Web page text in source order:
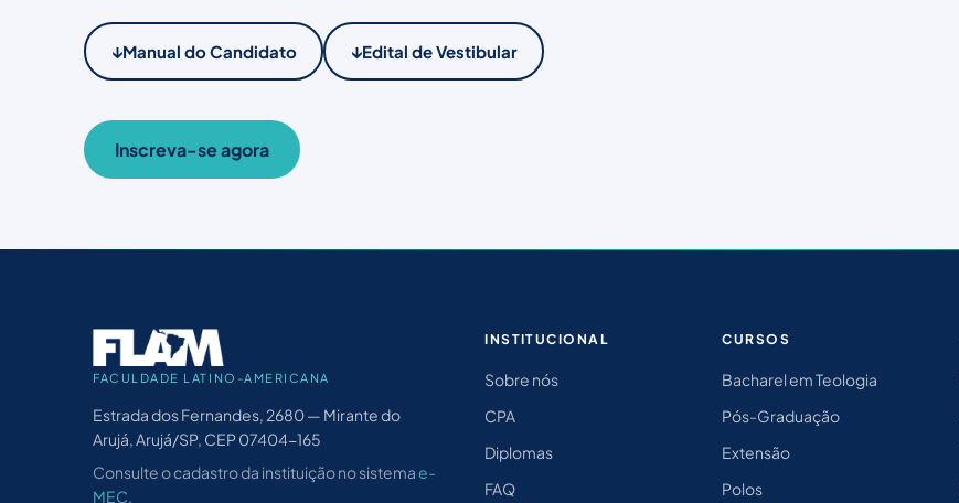
↓Manual do Candidato ↓Edital de Vestibular
Inscreva-se agora
FACULDADE LATINO-AMERICANA
Estrada dos Fernandes, 2680 — Mirante do
Arujá, Arujá/SP, CEP 07404-165
Consulte o cadastro da instituição no sistemae-
MEC.
INSTITUCIONAL
Sobre nós
CPA
Diplomas
FAQ
CURSOS
Bacharel em Teologia
Pós-Graduação
Extensão
Polos